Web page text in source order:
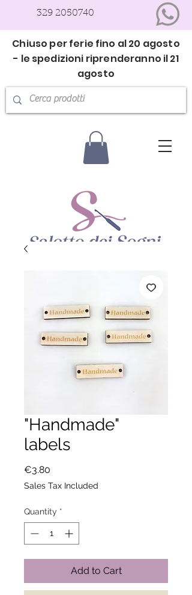
329 2050740
Chiuso per ferie fino al 20 agosto
- le spedizioni riprenderanno il 21
agosto
"Handmade"
labels
€3.80
Sales Tax Included
Quantity *
Add to Cart